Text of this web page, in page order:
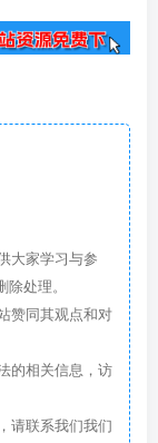
大家学习与参
处理。
赞同其观点和对
的相关信息，访
请联系我们我们